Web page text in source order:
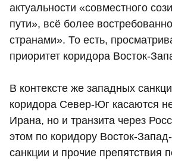
актуальности «совместного
пути», всё более
странами». То есть,
приоритет коридора Восток-
В контексте же западных
коридора Север-Юг касаются
Ирана, но и транзита через
этом по коридору Восток-
санкции и прочие препятствия